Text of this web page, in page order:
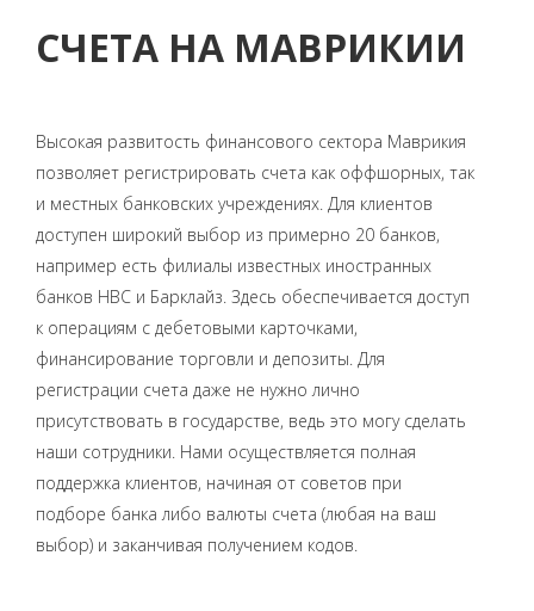
СЧЕТА НА МАВРИКИИ
Высокая развитость финансового сектора Маврикия
позволяет регистрировать счета как оффшорных, так
и местных банковских учреждениях. Для клиентов
доступен широкий выбор из примерно 20 банков,
например есть филиалы известных иностранных
банков НВС и Барклайз. Здесь обеспечивается доступ
к операциям с дебетовыми карточками,
финансирование торговли и депозиты. Для
регистрации счета даже не нужно лично
присутствовать в государстве, ведь это могу сделать
наши сотрудники. Нами осуществляется полная
поддержка клиентов, начиная от советов при
подборе банка либо валюты счета (любая на ваш
выбор) и заканчивая получением кодов.